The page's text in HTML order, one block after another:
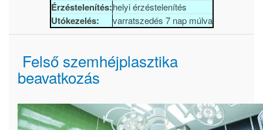
Érzéstelenítés:helyi érzéstelenítés
Utókezelés: varratszedés 7 nap múlva
Felső szemhéjplasztika
beavatkozás